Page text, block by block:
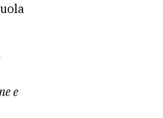
e